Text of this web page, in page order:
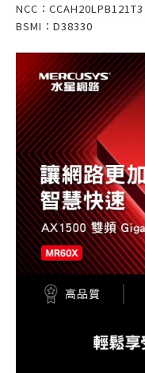
NCC：CCAH20LPB121T3
BSMI：D38330